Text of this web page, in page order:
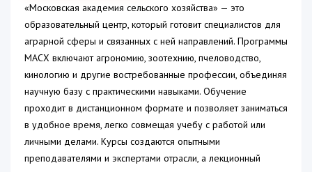
«Московская академия сельского хозяйства» — это
образовательный центр, который готовит специалистов для
аграрной сферы и связанных с ней направлений. Программы
МАСХ включают агрономию, зоотехнию, пчеловодство,
кинологию и другие востребованные профессии, объединяя
научную базу с практическими навыками. Обучение
проходит в дистанционном формате и позволяет заниматься
в удобное время, легко совмещая учебу с работой или
личными делами. Курсы создаются опытными
преподавателями и экспертами отрасли, а лекционный